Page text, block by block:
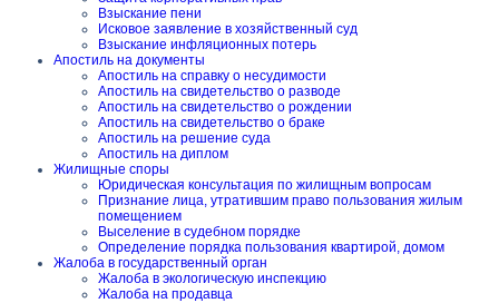
Взыскание пени
Исковое заявление в хозяйственный суд
Взыскание инфляционных потерь
Апостиль на документы
Апостиль на справку о несудимости
Апостиль на свидетельство о разводе
Апостиль на свидетельство о рождении
Апостиль на свидетельство о браке
Апостиль на решение суда
Апостиль на диплом
Жилищные споры
Юридическая консультация по жилищным вопросам
Признание лица, утратившим право пользования жилым
помещением
Выселение в судебном порядке
Определение порядка пользования квартирой, домом
Жалоба в государственный орган
Жалоба в экологическую инспекцию
Жалоба на продавца